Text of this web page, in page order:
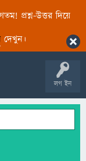
প্রশ্ন-উত্তর দিয়ে
দেখুন।
লগ ইন